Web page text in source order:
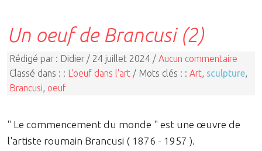
Un oeuf de Brancusi (2)
Rédigé par : Didier / 24 juillet 2024 / Aucun commentaire
Classé dans : : L'oeuf dans l'art / Mots clés : : Art, sculpture,
Brancusi, oeuf
" Le commencement du monde " est une œuvre de
l'artiste roumain Brancusi ( 1876 - 1957 ).